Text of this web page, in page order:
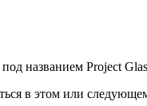
названием Project
в этом или